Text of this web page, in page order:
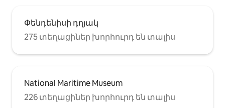
Փենդենիսի դղյակ
275 տեղացիներ խորհուրդ են տալիս
National Maritime Museum
226 տեղացիներ խորհուրդ են տալիս